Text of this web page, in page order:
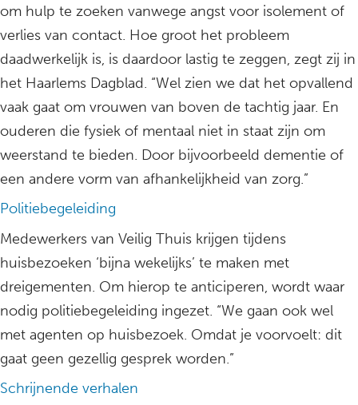
om hulp te zoeken vanwege angst voor isolement of
verlies van contact. Hoe groot het probleem
daadwerkelijk is, is daardoor lastig te zeggen, zegt zij in
het Haarlems Dagblad. “Wel zien we dat het opvallend
vaak gaat om vrouwen van boven de tachtig jaar. En
ouderen die fysiek of mentaal niet in staat zijn om
weerstand te bieden. Door bijvoorbeeld dementie of
een andere vorm van afhankelijkheid van zorg.”
Politiebegeleiding
Medewerkers van Veilig Thuis krijgen tijdens
huisbezoeken ‘bijna wekelijks’ te maken met
dreigementen. Om hierop te anticiperen, wordt waar
nodig politiebegeleiding ingezet. “We gaan ook wel
met agenten op huisbezoek. Omdat je voorvoelt: dit
gaat geen gezellig gesprek worden.”
Schrijnende verhalen